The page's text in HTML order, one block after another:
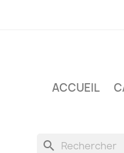
ACCUEIL
search